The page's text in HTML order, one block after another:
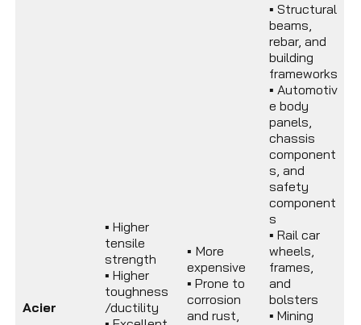
Acier
▪ Higher
tensile
strength
▪ Higher
toughness
/ductility
▪More
expensive
▪ Prone to
corrosion
and rust,
▪ Structural
beams,
rebar, and
building
frameworks
▪ Automotiv
e body
panels,
chassis
component
s, and
safety
component
s
▪ Rail car
wheels,
frames,
and
bolsters
▪ Mining